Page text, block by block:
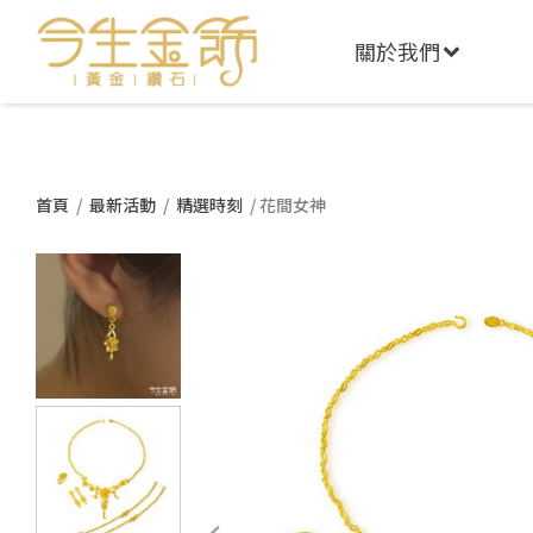
關於我們
首頁 / 最新活動 / 精選時刻 / 花間女神